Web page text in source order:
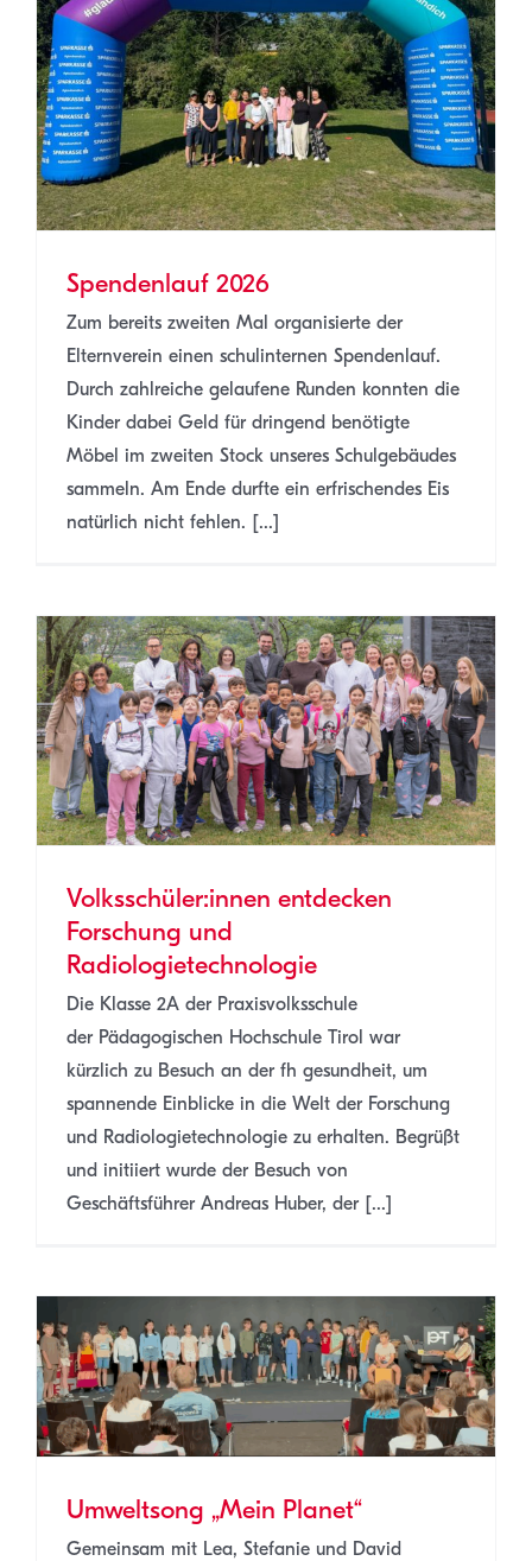
Spendenlauf 2026
Zum bereits zweiten Mal organisierte der
Elternverein einen schulinternen Spendenlauf.
Durch zahlreiche gelaufene Runden konnten die
Kinder dabei Geld für dringend benötigte
Möbel im zweiten Stock unseres Schulgebäudes
sammeln. Am Ende durfte ein erfrischendes Eis
natürlich nicht fehlen. [...]
Volksschüler:innen entdecken
Forschung und
Radiologietechnologie
Die Klasse 2A der Praxisvolksschule
der Pädagogischen Hochschule Tirol war
kürzlich zu Besuch an der fh gesundheit, um
spannende Einblicke in die Welt der Forschung
und Radiologietechnologie zu erhalten. Begrüßt
und initiiert wurde der Besuch von
Geschäftsführer Andreas Huber, der [...]
Umweltsong „Mein Planet“
Gemeinsam mit Lea, Stefanie und David